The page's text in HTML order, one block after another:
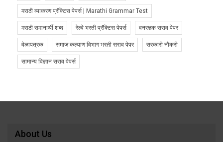
मराठी व्याकरण प्रॅक्टिस पेपर्स | Marathi Grammar Test
मराठी समानार्थी शब्द रेल्वे भरती प्रॅक्टिस पेपर्स वनरक्षक सराव पेपर
वेळापत्रक समाज कल्याण विभाग भरती सराव पेपर सरकारी नौकरी
सामान्य विज्ञान सराव पेपर्स
About Us